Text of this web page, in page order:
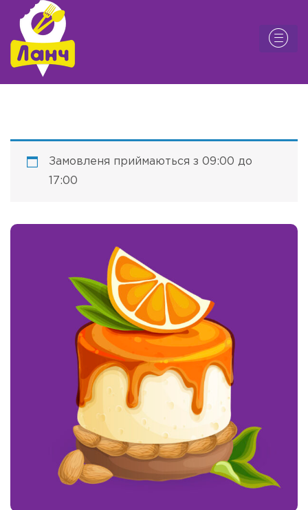
Замовленя приймаються з 09:00 до
17:00